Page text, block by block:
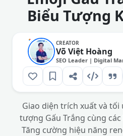
Biểu Tượng
CREATOR
Võ Việt Hoàng
SEO Leader | Digital
Giao diện trích xuất và
tượng Gấu Trắng cùng các
Tăng cường hiệu năng